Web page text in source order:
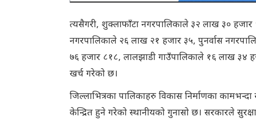
त्यसैगरी, शुक्लाफाँटा नगरपालिकाले ३२ लाख ३०
नगरपालिकाले २६ लाख २१ हजार ३५, पुनर्वास
७६ हजार ८१८, लालझाडी गाउँपालिकाले १६ लाख ३४
खर्च गरेको छ।
जिल्लाभित्रका पालिकाहरु विकास निर्माणका
केन्द्रित हुने गरेको स्थानीयको गुनासो छ। सरकारले